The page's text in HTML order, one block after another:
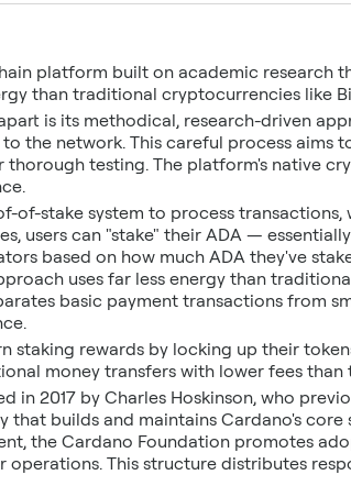
platform built on academic research
than traditional cryptocurrencies like
is its methodical, research-driven
the network. This careful process
testing. The platform's native
of-stake system to process
users can "stake" their ADA —
based on how much ADA they've
uses far less energy than
basic payment transactions from
staking rewards by locking up their
money transfers with lower fees than
in 2017 by Charles Hoskinson, who
that builds and maintains Cardano's
the Cardano Foundation promotes
This structure distributes